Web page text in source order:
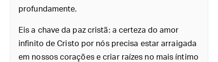
profundamente.
Eis a chave da paz cristã: a certeza do amor
infinito de Cristo por nós precisa estar arraigada
em nossos corações e criar raízes no mais íntimo